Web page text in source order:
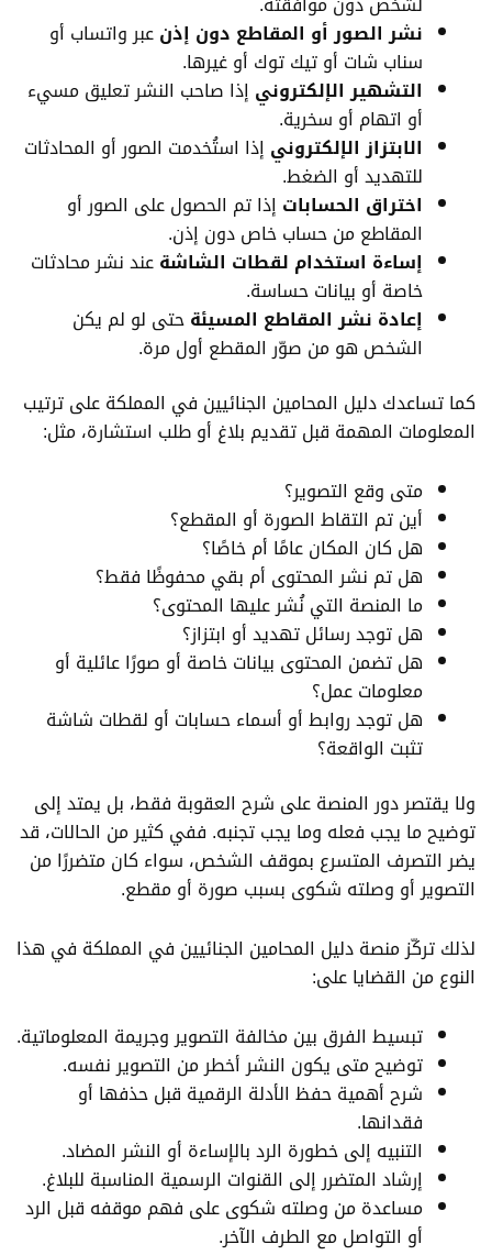
نشر الصور أو المقاطع دون إذنعبر واتساب أو
سناب شات أو تيك توك أو غيرها.
التشهير الإلكتروني إذا صاحب النشر تعليق مسيء
أو اتهام أو سخرية.
الابتزاز الإلكتروني إذا استُخدمت الصور أو المحادثات
للتهديد أو الضغط.
اختراق الحسابات إذا تم الحصول على الصور أو
المقاطع من حساب خاص دون إذن.
إساءة استخدام لقطات الشاشةعند نشر محادثات
خاصة أو بيانات حساسة.
إعادة نشر المقاطع المسيئةحتى لو لم يكن
الشخص هو من صوّر المقطع أول مرة.
كما تساعدك دليل المحامين الجنائيين في المملكة على ترتيب
المعلومات المهمة قبل تقديم بلاغ أو طلب استشارة، مثل:
متى وقع التصوير؟
أين تم التقاط الصورة أو المقطع؟
هل كان المكان عامًا أم خاصًا؟
هل تم نشر المحتوى أم بقي محفوظًا فقط؟
ما المنصة التي نُشر عليها المحتوى؟
هل توجد رسائل تهديد أو ابتزاز؟
هل تضمن المحتوى بيانات خاصة أو صورًا عائلية أو
معلومات عمل؟
هل توجد روابط أو أسماء حسابات أو لقطات شاشة
تثبت الواقعة؟
ولا يقتصر دور المنصة على شرح العقوبة فقط، بل يمتد إلى
توضيح ما يجب فعله وما يجب تجنبه. ففي كثير من الحالات، قد
يضر التصرف المتسرع بموقف الشخص، سواء كان متضررًا من
التصوير أو وصلته شكوى بسبب صورة أو مقطع.
لذلك تركّز منصة دليل المحامين الجنائيين في المملكة في هذا
النوع من القضايا على:
تبسيط الفرق بين مخالفة التصوير وجريمة المعلوماتية.
توضيح متى يكون النشر أخطر من التصوير نفسه.
شرح أهمية حفظ الأدلة الرقمية قبل حذفها أو
فقدانها.
التنبيه إلى خطورة الرد بالإساءة أو النشر المضاد.
إرشاد المتضرر إلى القنوات الرسمية المناسبة للبلاغ.
مساعدة من وصلته شكوى على فهم موقفه قبل الرد
أو التواصل مع الطرف الآخر.